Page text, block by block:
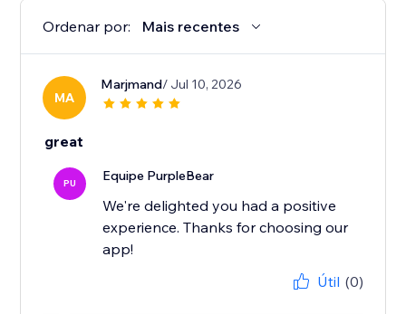
Ordenar por: Mais recentes
MA
Marjmand/ Jul 10, 2026
great
PU Equipe PurpleBear
We're delighted you had a positive
experience. Thanks for choosing our
app!
Útil (0)